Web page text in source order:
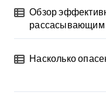
Обзор
Насколько